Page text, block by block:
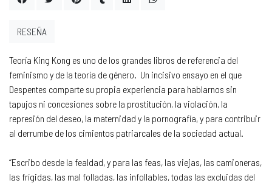
Teoría King Kong es uno de los grandes libros de referencia del
feminismo y de la teoría de género. Un incisivo ensayo en el que
Despentes comparte su propia experiencia para hablarnos sin
tapujos ni concesiones sobre la prostitución, la violación, la
represión del deseo, la maternidad y la pornografía, y para contribuir
al derrumbe de los cimientos patriarcales de la sociedad actual.
“Escribo desde la fealdad, y para las feas, las viejas, las camioneras,
las frígidas, las mal folladas, las infollables, todas las excluidas del
RESEÑA